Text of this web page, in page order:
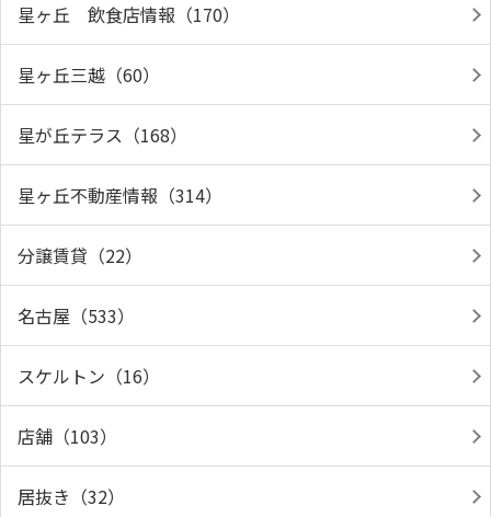
星ヶ丘 飲食店情報（170）
星ヶ丘三越（60）
星が丘テラス（168）
星ヶ丘不動産情報（314）
分譲賃貸（22）
名古屋（533）
スケルトン（16）
店舗（103）
居抜き（32）